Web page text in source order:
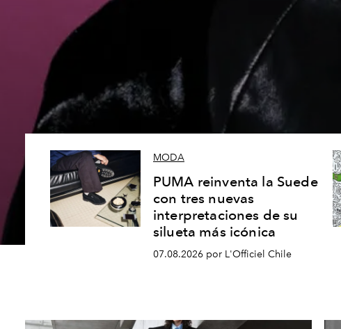
MODA
PUMA reinventa la Suede
con tres nuevas
interpretaciones de su
silueta más icónica
07.08.2026 por L'Officiel Chile